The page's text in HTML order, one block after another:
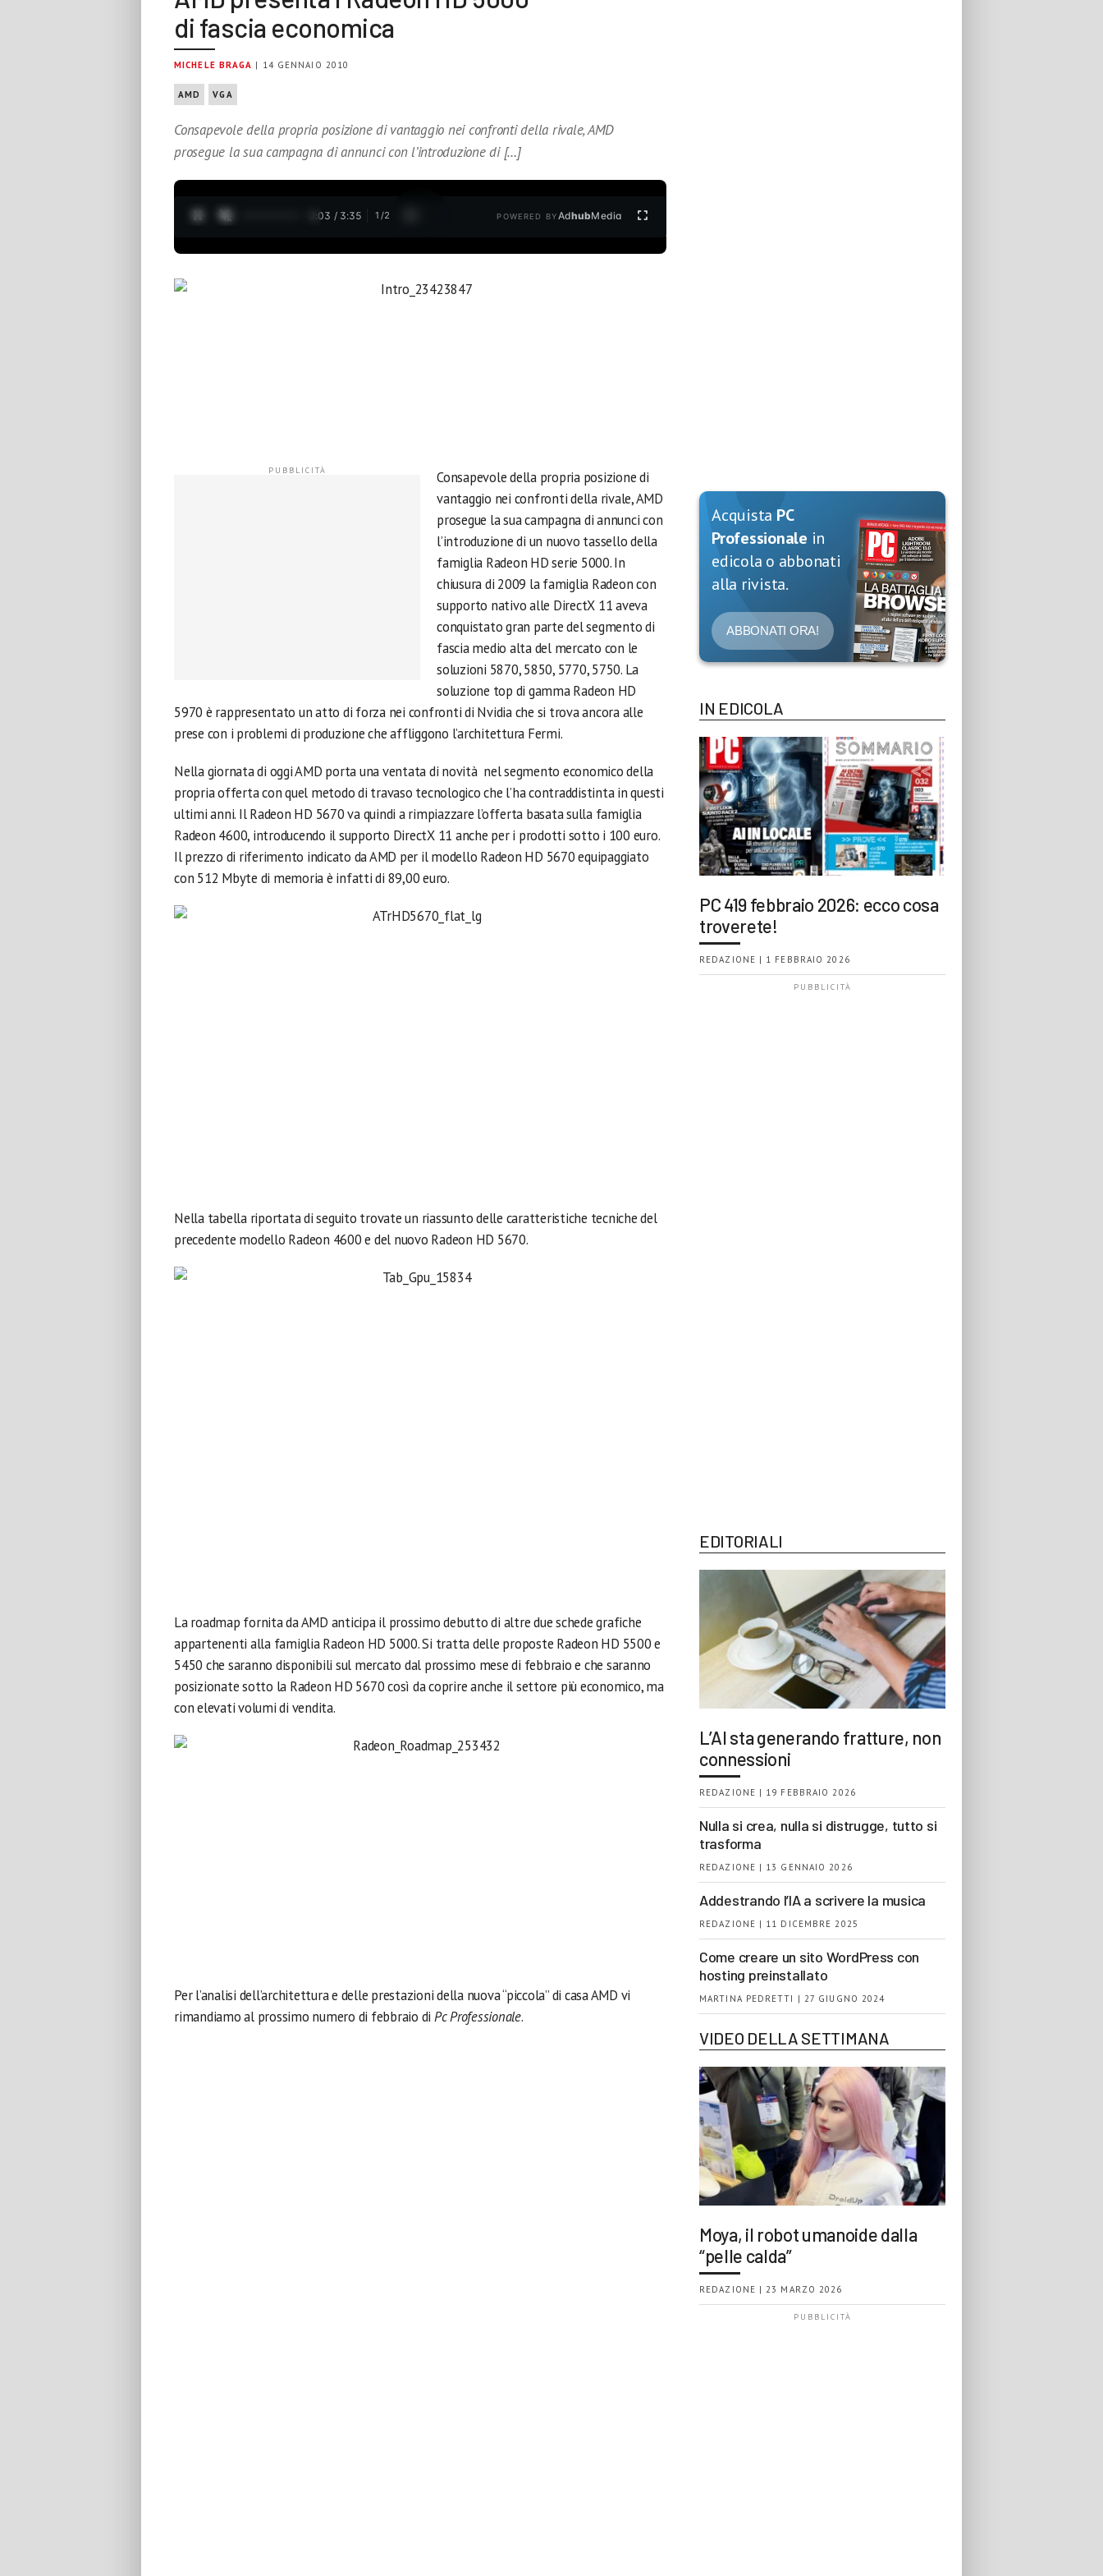
di fascia economica
MICHELE BRAGA | 14 GENNAIO 2010
AMD VGA
Consapevole della propria posizione di vantaggio nei confronti della rivale, AMD
prosegue la sua campagna di annunci con l’introduzione di […]
0:04 / 3:35 1 /2 POWERED BYAdhubMedia
Consapevole della propria posizione di
vantaggio nei confronti della rivale, AMD
prosegue la sua campagna di annunci con
l’introduzione di un nuovo tassello della
famiglia Radeon HD serie 5000. In
chiusura di 2009 la famiglia Radeon con
supporto nativo alle DirectX 11 aveva
conquistato gran parte del segmento di
fascia medio alta del mercato con le
soluzioni 5870, 5850, 5770, 5750. La
soluzione top di gamma Radeon HD
5970 è rappresentato un atto di forza nei confronti di Nvidia che si trova ancora alle
prese con i problemi di produzione che affliggono l’architettura Fermi.
Nella giornata di oggi AMD porta una ventata di novità nel segmento economico della
propria offerta con quel metodo di travaso tecnologico che l’ha contraddistinta in questi
ultimi anni. Il Radeon HD 5670 va quindi a rimpiazzare l’offerta basata sulla famiglia
Radeon 4600, introducendo il supporto DirectX 11 anche per i prodotti sotto i 100 euro.
Il prezzo di riferimento indicato da AMD per il modello Radeon HD 5670 equipaggiato
con 512 Mbyte di memoria è infatti di 89,00 euro.
Nella tabella riportata di seguito trovate un riassunto delle caratteristiche tecniche del
precedente modello Radeon 4600 e del nuovo Radeon HD 5670.
La roadmap fornita da AMD anticipa il prossimo debutto di altre due schede grafiche
appartenenti alla famiglia Radeon HD 5000. Si tratta delle proposte Radeon HD 5500 e
5450 che saranno disponibili sul mercato dal prossimo mese di febbraio e che saranno
posizionate sotto la Radeon HD 5670 così da coprire anche il settore più economico, ma
con elevati volumi di vendita.
Per l’analisi dell’architettura e delle prestazioni della nuova “piccola” di casa AMD vi
rimandiamo al prossimo numero di febbraio di Pc Professionale.
Acquista PC
Professionale in
edicola o abbonati
alla rivista.
ABBONATI ORA!
IN EDICOLA
PC 419 febbraio 2026: ecco cosa
troverete!
REDAZIONE | 1 FEBBRAIO 2026
EDITORIALI
L’AI sta generando fratture, non
connessioni
REDAZIONE | 19 FEBBRAIO 2026
Nulla si crea, nulla si distrugge, tutto si
trasforma
REDAZIONE | 13 GENNAIO 2026
Addestrando l’IA a scrivere la musica
REDAZIONE | 11 DICEMBRE 2025
Come creare un sito WordPress con
hosting preinstallato
MARTINA PEDRETTI | 27 GIUGNO 2024
VIDEO DELLA SETTIMANA
Moya, il robot umanoide dalla
“pelle calda”
REDAZIONE | 23 MARZO 2026